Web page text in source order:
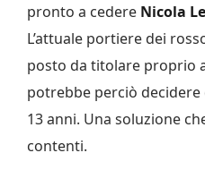
pronto a cedere Nicola
L’attuale portiere dei
posto da titolare proprio
potrebbe perciò
13 anni. Una soluzione
contenti.